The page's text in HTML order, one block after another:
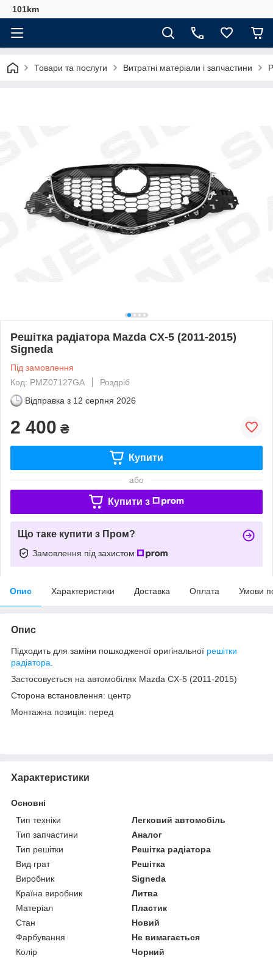
101km
Товари та послуги Витратні матеріали і запчастини
Решітка радіатора Mazda CX-5 (2011-2015)
Signeda
Під замовлення
Код: PMZ07127GA
Роздріб
Відправка з 12 серпня 2026
2 400 ₴
Купити
або
Купити з
Що таке купити з Пром?
Замовлення під захистом
Опис Характеристики Доставка Оплата Умови
Опис
Підходить для заміни пошкодженої оригінальної решітки
радіатора
Застосовується на автомобілях Mazda CX-5 (2011-2015)
Сторона встановлення: центр
Монтажна позиція: перед
Характеристики
Основні
Тип техніки
Легковий автомобіль
Тип запчастини
Аналог
Тип решітки
Решітка радіатора
Вид грат
Решітка
Виробник
Signeda
Країна виробник
Литва
Матеріал
Пластик
Стан
Новий
Фарбування
Не вимагається
Колір
Чорний